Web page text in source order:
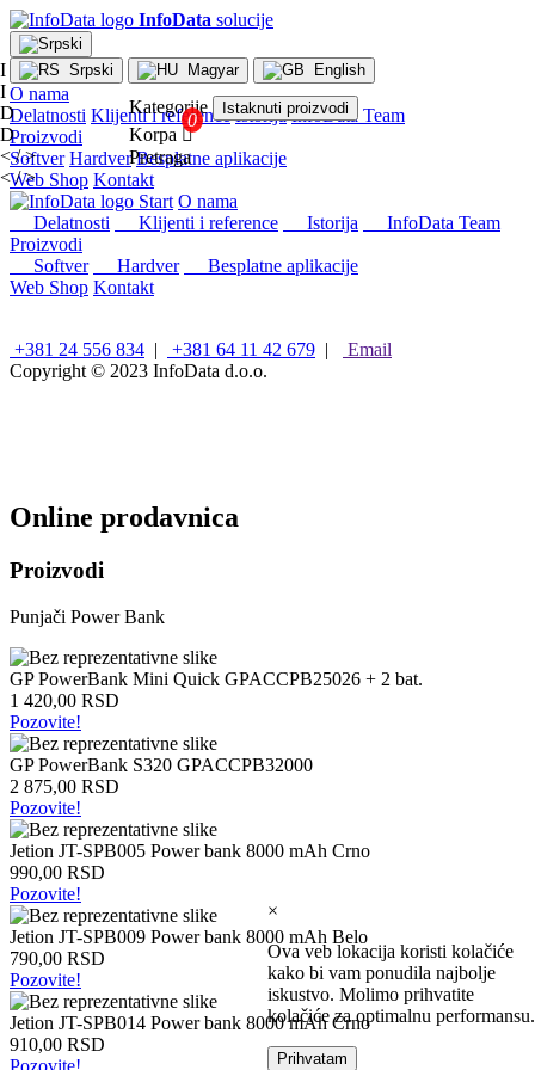
InfoData solucije
Srpski Magyar English
O nama
Delatnosti Klijenti i reference Istorija InfoData Team
Proizvodi
Softver Hardver Besplatne aplikacije
Web Shop Kontakt
Start O nama
Delatnosti
Klijenti i reference Istorija
InfoData Team
Proizvodi
Softver
Hardver
Besplatne aplikacije
Web Shop Kontakt
I
I
D
D
< / >
< / >
Kategorije Istaknuti proizvodi
Korpa 
Pretraga
×
Konfiguracije
Intel
stoni
računari
stoni
računari
Microsoft
tableti
laptopovi
laptopovi
laptopovi
Tableti
Laptop
torbe
Tablet
zaštitne
futrole
Matične
ploče
Matične
ploče
za
Intel
Matične
ploče
za
AMD
Procesori
Online prodavnica
Proizvodi
Punjači Power Bank
GP PowerBank Mini Quick GPACCPB25026 + 2 bat.
1 420,00 RSD
Pozovite!
GP PowerBank S320 GPACCPB32000
2 875,00 RSD
Pozovite!
Jetion JT-SPB005 Power bank 8000 mAh Crno
990,00 RSD
Pozovite!
Jetion JT-SPB009 Power bank 8000 mAh Belo
790,00 RSD
Pozovite!
Jetion JT-SPB014 Power bank 8000 mAh Crno
910,00 RSD
Pozovite!
×
Ova veb lokacija koristi kolačiće
kako bi vam ponudila najbolje
iskustvo. Molimo prihvatite
kolačiće za optimalnu performansu.
Prihvatam
+381 24 556 834 | +381 64 11 42 679 |
Email
Copyright © 2023 InfoData d.o.o.